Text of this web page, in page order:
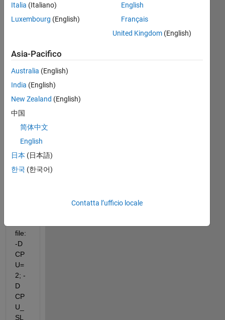
Hi, i
hv
ecifi
ed
so
e
defi
file:
-D
CP
U=
2; -
D
CP
U_
SL
Italia (Italiano)
Luxembourg (English)
English
Français
United Kingdom(English)
Asia-Pacifico
Australia (English)
India (English)
New Zealand (English)
中国
简体中文
English
日本 (日本語)
한국 (한국어)
Contatta l’ufficio locale